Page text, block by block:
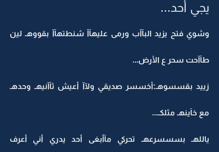
يجي أحد...
وشوي فتح يزيد البآآب ورمى عليهآآ شنطتهآآ بقووهـ لين
طآآحت سحر ع الأرض...
زييد بقسسوهـ:أخسسر صديقي ولآآ أعيش ثآآنيهـ وحدهـ
مع خآينهـ مثلكـ...
ياللهـ بسسسرعهـ تحركي مآأبغى أحد يدري أني أعرف